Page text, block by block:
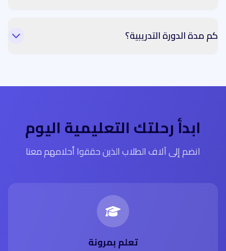
كم مدة الدورة التدريبية؟
ابدأ رحلتك التعليمية اليوم
انضم إلى آلاف الطلاب الذين حققوا أحلامهم معنا
تعلم بمرونة